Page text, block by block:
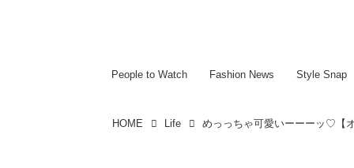
People to Watch Fashion News Style Snap
HOME Life